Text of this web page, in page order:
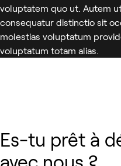
voluptatem quo ut. Autem
consequatur distinctio sit
molestias voluptatum
voluptatum totam alias.
Es-tu prêt à